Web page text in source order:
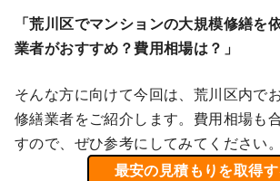
「荒川区でマンションの大規模修繕を
業者がおすすめ？費用相場は？」
そんな方に向けて今回は、荒川区内で
修繕業者をご紹介します。費用相場も
すので、ぜひ参考にしてみてください。
最安の見積もりを取得